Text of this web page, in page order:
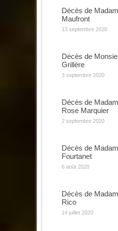
Décès de
Maufront
13 septembre 2020
Décès de
Grillère
3 septembre 2020
Décès de
Rose Marquier
2 septembre 2020
Décès de
Fourtanet
6 août 2020
Décès de
Rico
14 juillet 2020